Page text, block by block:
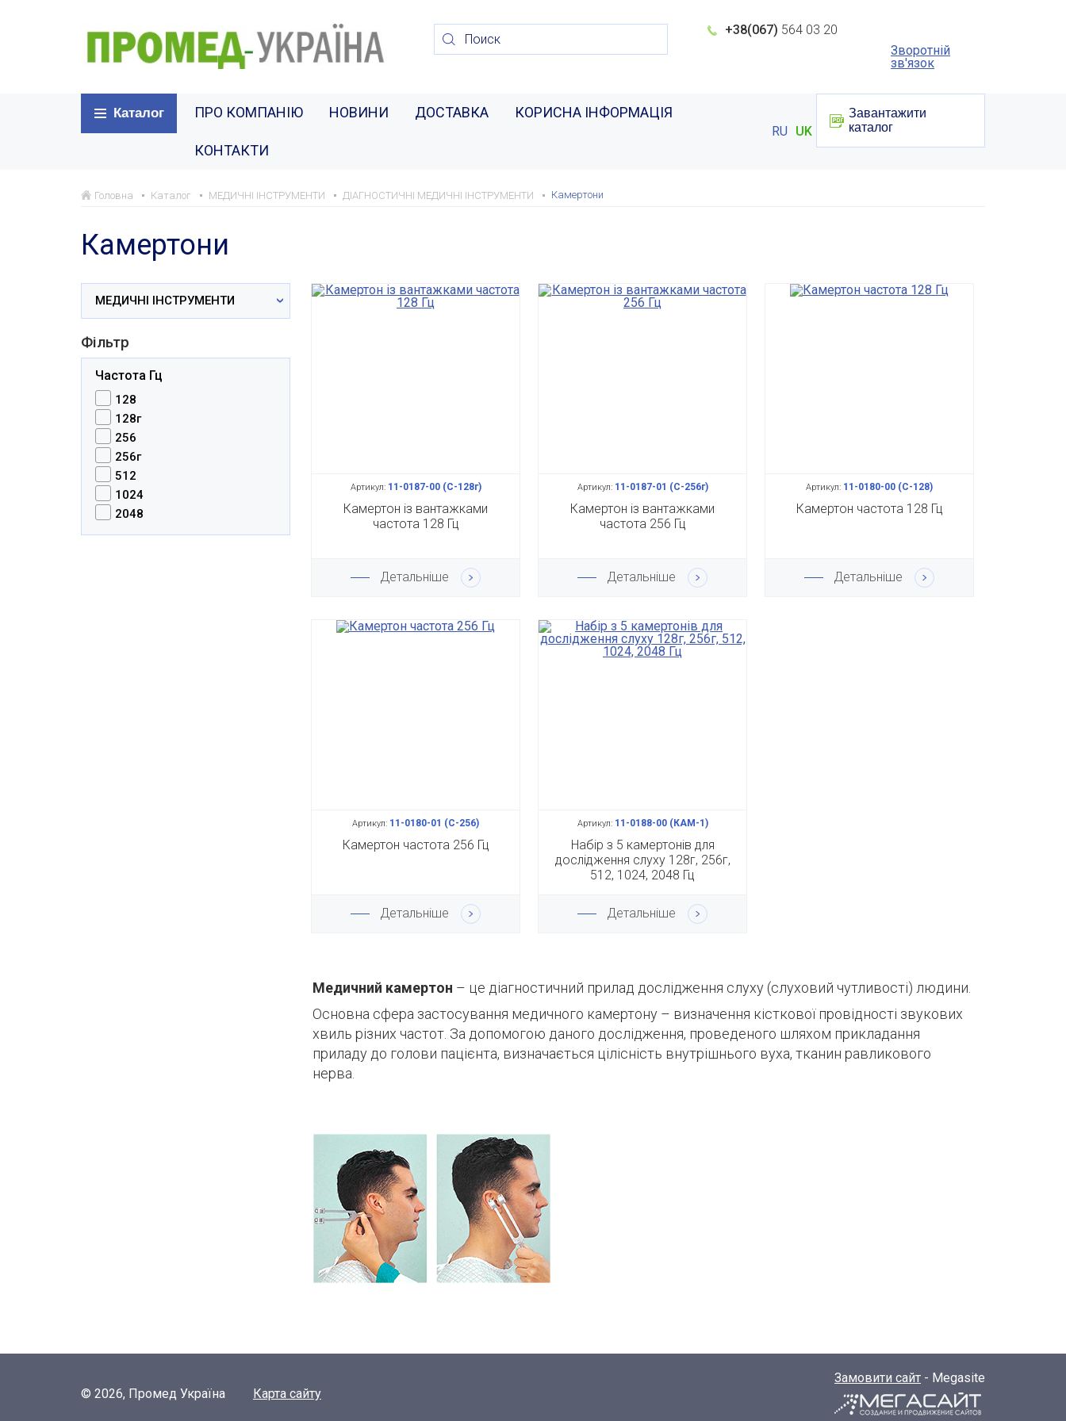
+38(067) 564 03 20
Зворотній
зв'язок
Каталог ПРО КОМПАНІЮ НОВИНИ ДОСТАВКА КОРИСНА ІНФОРМАЦІЯ
КОНТАКТИ
RU UK
Завантажити
каталог
Головна Каталог МЕДИЧНІ ІНСТРУМЕНТИ ДІАГНОСТИЧНІ МЕДИЧНІ ІНСТРУМЕНТИ Камертони
Камертони
МЕДИЧНІ ІНСТРУМЕНТИ
Фільтр
Частота Гц
128
128г
256
256г
512
1024
2048
Артикул:11-0187-00 (С-128г)
Камертон із вантажками
частота 128 Гц
Детальніше
Артикул:11-0187-01 (С-256г)
Камертон із вантажками
частота 256 Гц
Детальніше
Артикул: 11-0180-00 (С-128)
Камертон частота 128 Гц
Детальніше
Артикул: 11-0180-01 (С-256)
Камертон частота 256 Гц
Детальніше
Артикул:11-0188-00 (КАМ-1)
Набір з 5 камертонів для
дослідження слуху 128г, 256г,
512, 1024, 2048 Гц
Детальніше
Медичний камертон – це діагностичний прилад дослідження слуху (слуховий чутливості) людини.
Основна сфера застосування медичного камертону – визначення кісткової провідності звукових
хвиль різних частот. За допомогою даного дослідження, проведеного шляхом прикладання
приладу до голови пацієнта, визначається цілісність внутрішнього вуха, тканин равликового
нерва.
© 2026, Промед Україна Карта сайту
Замовити сайт - Megasite